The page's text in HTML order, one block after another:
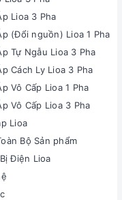
Lioa 3 Pha
(Đổi nguồn) Lioa 1 Pha
Tự Ngẫu Lioa 3 Pha
Cách Ly Lioa 3 Pha
Vô Cấp Lioa 1 Pha
Vô Cấp Lioa 3 Pha
Lioa
Bộ Sản phẩm
Điện Lioa